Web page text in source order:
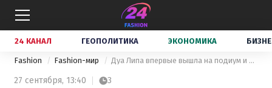
24 КАНАЛ ГЕОПОЛИТИКА ЭКОНОМИКА
Fashion Fashion-мир Дуа Липа впервые вышла на подиум и открыла показ Versace: коллекция одежды весна – лето 2022
27 сентября, 13:40 3